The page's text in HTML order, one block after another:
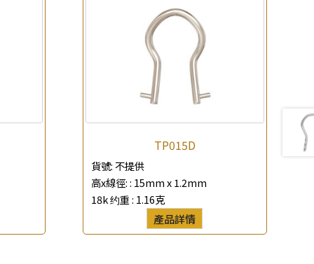
TP015D
貨號:不提供
高x線徑: : 15mm x 1.2mm
18k 约重 : 1.16克
產品詳情